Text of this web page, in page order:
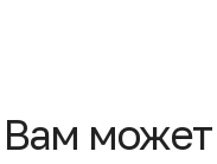
Вам может